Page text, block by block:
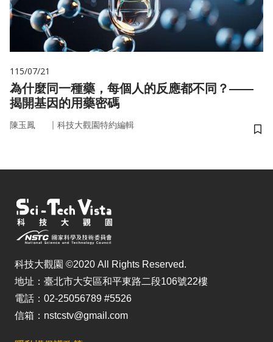
115/07/21
為什麼同一種藥，每個人的反應都不同？——
揭開基因的用藥密碼
陳玉鳳 ｜ 科技大觀園特約編輯
儲
科技大觀園 ©2020 All Rights Reserved.
地址：臺北市大安區和平東路二段106號22樓
電話：02-25056789 #5526
信箱：nstcstv@gmail.com